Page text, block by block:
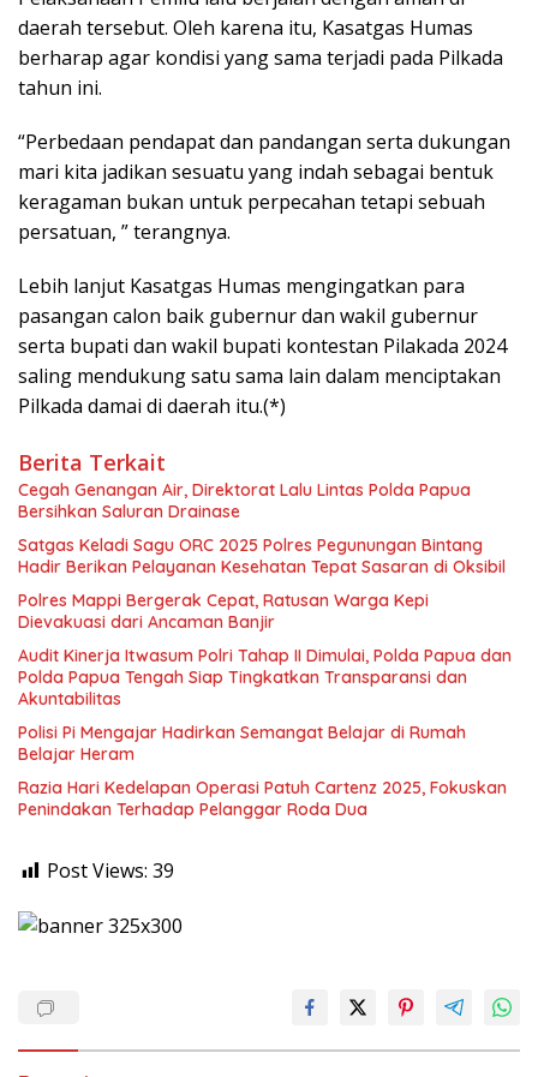
daerah tersebut. Oleh karena itu, Kasatgas Humas
berharap agar kondisi yang sama terjadi pada Pilkada
tahun ini.
“Perbedaan pendapat dan pandangan serta dukungan
mari kita jadikan sesuatu yang indah sebagai bentuk
keragaman bukan untuk perpecahan tetapi sebuah
persatuan, ” terangnya.
Lebih lanjut Kasatgas Humas mengingatkan para
pasangan calon baik gubernur dan wakil gubernur
serta bupati dan wakil bupati kontestan Pilakada 2024
saling mendukung satu sama lain dalam menciptakan
Pilkada damai di daerah itu.(*)
Berita Terkait
Cegah Genangan Air, Direktorat Lalu Lintas Polda Papua
Bersihkan Saluran Drainase
Satgas Keladi Sagu ORC 2025 Polres Pegunungan Bintang
Hadir Berikan Pelayanan Kesehatan Tepat Sasaran di Oksibil
Polres Mappi Bergerak Cepat, Ratusan Warga Kepi
Dievakuasi dari Ancaman Banjir
Audit Kinerja Itwasum Polri Tahap II Dimulai, Polda Papua dan
Polda Papua Tengah Siap Tingkatkan Transparansi dan
Akuntabilitas
Polisi Pi Mengajar Hadirkan Semangat Belajar di Rumah
Belajar Heram
Razia Hari Kedelapan Operasi Patuh Cartenz 2025, Fokuskan
Penindakan Terhadap Pelanggar Roda Dua
Post Views: 39